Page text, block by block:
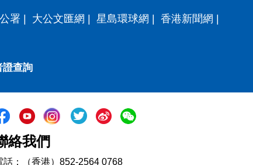
署 | 大公文匯網 | 星島環球網 | 香港新聞網 |
證查詢
絡我們
話：（香港）852-2564 0768